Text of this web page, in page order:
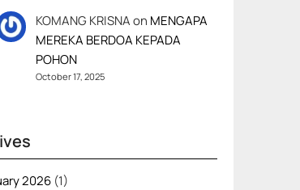
KOMANG KRISNAon MENGAPA
MEREKA BERDOA KEPADA
POHON
October 17, 2025
2026(1)